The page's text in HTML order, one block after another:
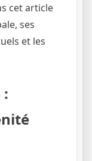
cet article
ses
et les